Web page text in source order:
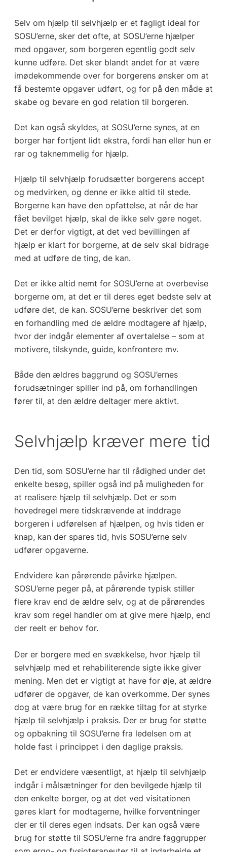
Selv om hjælp til selvhjælp er et fagligt ideal for
SOSU’erne, sker det ofte, at SOSU’erne hjælper
med opgaver, som borgeren egentlig godt selv
kunne udføre. Det sker blandt andet for at være
imødekommende over for borgerens ønsker om at
få bestemte opgaver udført, og for på den måde at
skabe og bevare en god relation til borgeren.
Det kan også skyldes, at SOSU’erne synes, at en
borger har fortjent lidt ekstra, fordi han eller hun er
rar og taknemmelig for hjælp.
Hjælp til selvhjælp forudsætter borgerens accept
og medvirken, og denne er ikke altid til stede.
Borgerne kan have den opfattelse, at når de har
fået bevilget hjælp, skal de ikke selv gøre noget.
Det er derfor vigtigt, at det ved bevillingen af
hjælp er klart for borgerne, at de selv skal bidrage
med at udføre de ting, de kan.
Det er ikke altid nemt for SOSU’erne at overbevise
borgerne om, at det er til deres eget bedste selv at
udføre det, de kan. SOSU’erne beskriver det som
en forhandling med de ældre modtagere af hjælp,
hvor der indgår elementer af overtalelse – som at
motivere, tilskynde, guide, konfrontere mv.
Både den ældres baggrund og SOSU’ernes
forudsætninger spiller ind på, om forhandlingen
fører til, at den ældre deltager mere aktivt.
Selvhjælp kræver mere tid
Den tid, som SOSU’erne har til rådighed under det
enkelte besøg, spiller også ind på muligheden for
at realisere hjælp til selvhjælp. Det er som
hovedregel mere tidskrævende at inddrage
borgeren i udførelsen af hjælpen, og hvis tiden er
knap, kan der spares tid, hvis SOSU’erne selv
udfører opgaverne.
Endvidere kan pårørende påvirke hjælpen.
SOSU’erne peger på, at pårørende typisk stiller
flere krav end de ældre selv, og at de pårørendes
krav som regel handler om at give mere hjælp, end
der reelt er behov for.
Der er borgere med en svækkelse, hvor hjælp til
selvhjælp med et rehabiliterende sigte ikke giver
mening. Men det er vigtigt at have for øje, at ældre
udfører de opgaver, de kan overkomme. Der synes
dog at være brug for en række tiltag for at styrke
hjælp til selvhjælp i praksis. Der er brug for støtte
og opbakning til SOSU’erne fra ledelsen om at
holde fast i princippet i den daglige praksis.
Det er endvidere væsentligt, at hjælp til selvhjælp
indgår i målsætninger for den bevilgede hjælp til
den enkelte borger, og at det ved visitationen
gøres klart for modtagerne, hvilke forventninger
der er til deres egen indsats. Der kan også være
brug for støtte til SOSU’erne fra andre faggrupper